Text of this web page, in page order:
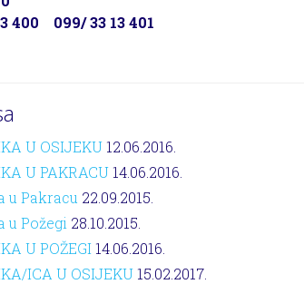
400 099/ 33 13 401
U OSIJEKU 12.06.2016.
U PAKRACU 14.06.2016.
u Pakracu 22.09.2015.
u Požegi 28.10.2015.
U POŽEGI 14.06.2016.
ICA U OSIJEKU 15.02.2017.